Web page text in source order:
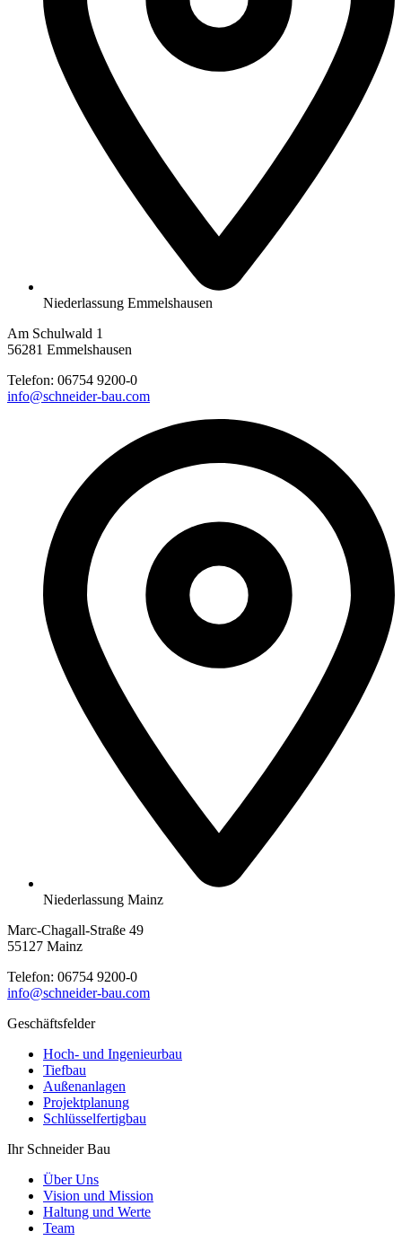
Niederlassung Emmelshausen
Am Schulwald 1
56281 Emmelshausen
Telefon: 06754 9200-0
info@schneider-bau.com
Niederlassung Mainz
Marc-Chagall-Straße 49
55127 Mainz
Telefon: 06754 9200-0
info@schneider-bau.com
Geschäftsfelder
Hoch- und Ingenieurbau
Tiefbau
Außenanlagen
Projektplanung
Schlüsselfertigbau
Ihr Schneider Bau
Über Uns
Vision und Mission
Haltung und Werte
Team